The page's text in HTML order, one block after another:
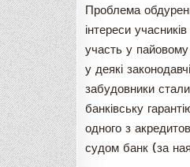
Проблема
інтереси
участь у пайовому
у деякі
забудовники
банківську
одного з
судом банк (за